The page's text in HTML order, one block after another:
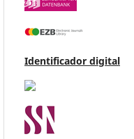
Identificador digital